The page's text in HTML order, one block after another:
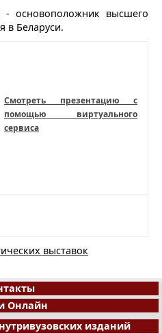
основоположник высшего
в Беларуси.
Смотреть презентацию с
помощью виртуального
сервиса
выставок
Онлайн
изданий